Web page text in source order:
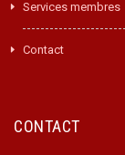
Services membres
Contact
CONTACT